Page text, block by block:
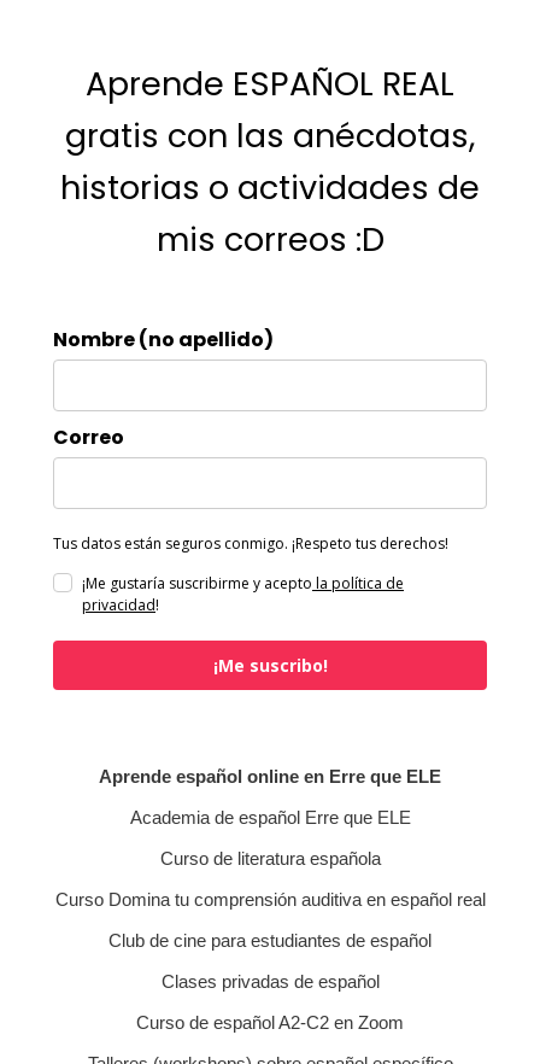
Aprende ESPAÑOL REAL
gratis con las anécdotas,
historias o actividades de
mis correos :D
Nombre (no apellido)
Correo
Tus datos están seguros conmigo. ¡Respeto tus derechos!
¡Me gustaría suscribirme y acepto la política de
privacidad!
¡Me suscribo!
Aprende español online en Erre que ELE
Academia de español Erre que ELE
Curso de literatura española
Curso Domina tu comprensión auditiva en español real
Club de cine para estudiantes de español
Clases privadas de español
Curso de español A2-C2 en Zoom